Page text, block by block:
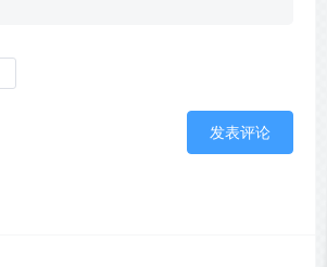
发表评论